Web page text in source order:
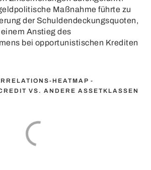
Maßnahme führte zu
der Schuldendeckungsquoten,
Anstieg des
bei opportunistischen Krediten
HEATMAP -
VS. ANDERE ASSETKLASSEN